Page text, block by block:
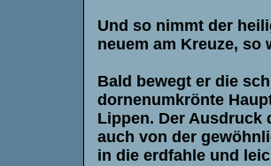
Und so nimmt der
neuem am Kreuze, so
Bald bewegt er die
dornenumkrönte
Lippen. Der Ausdruck
auch von der
in die erdfahle und